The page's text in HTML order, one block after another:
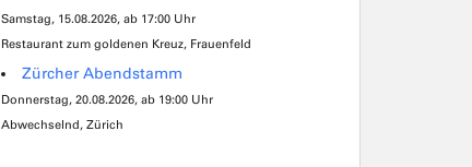
Samstag, 15.08.2026, ab 17:00 Uhr
Restaurant zum goldenen Kreuz, Frauenfeld
Zürcher Abendstamm
Donnerstag, 20.08.2026, ab 19:00 Uhr
Abwechselnd, Zürich